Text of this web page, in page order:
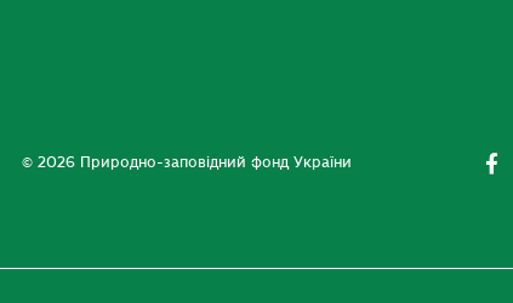
© 2026 Природно-заповідний фонд України